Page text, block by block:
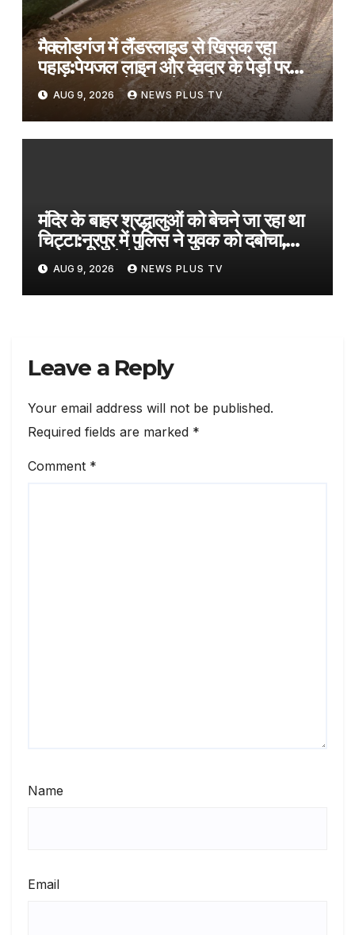
मैक्लोडगंज में लैंडस्लाइड से खिसक रहा
पहाड़:पेयजल लाइन और देवदार के पेड़ों पर
खतरा; सड़क के किनारे की मिट्टी धंसी
AUG 9, 2026 NEWS PLUS TV
मंदिर के बाहर श्रद्धालुओं को बेचने जा रहा था
चिट्टा:नूरपुर में पुलिस ने युवक को दबोचा,
2.86 ग्राम हेरोइन बरामद
AUG 9, 2026 NEWS PLUS TV
Leave a Reply
Your email address will not be published.
Required fields are marked *
Comment *
Name
Email